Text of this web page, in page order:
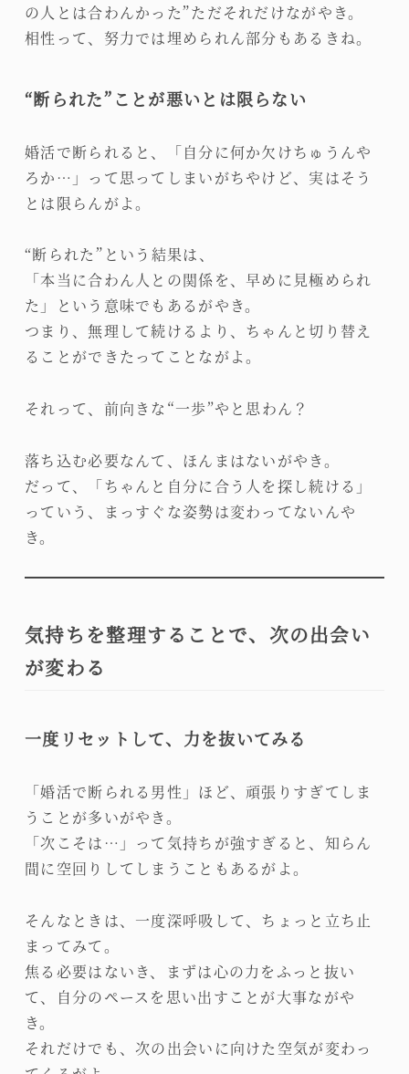
の人とは合わんかった”ただそれだけながやき。
相性って、努力では埋められん部分もあるきね。
“断られた”ことが悪いとは限らない
婚活で断られると、「自分に何か欠けちゅうんや
ろか…」って思ってしまいがちやけど、実はそう
とは限らんがよ。
“断られた”という結果は、
「本当に合わん人との関係を、早めに見極められ
た」という意味でもあるがやき。
つまり、無理して続けるより、ちゃんと切り替え
ることができたってことながよ。
それって、前向きな“一歩”やと思わん？
落ち込む必要なんて、ほんまはないがやき。
だって、「ちゃんと自分に合う人を探し続ける」
っていう、まっすぐな姿勢は変わってないんや
き。
気持ちを整理することで、次の出会い
が変わる
一度リセットして、力を抜いてみる
「婚活で断られる男性」ほど、頑張りすぎてしま
うことが多いがやき。
「次こそは…」って気持ちが強すぎると、知らん
間に空回りしてしまうこともあるがよ。
そんなときは、一度深呼吸して、ちょっと立ち止
まってみて。
焦る必要はないき、まずは心の力をふっと抜い
て、自分のペースを思い出すことが大事ながや
き。
それだけでも、次の出会いに向けた空気が変わっ